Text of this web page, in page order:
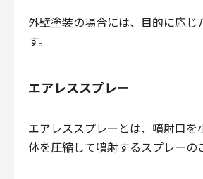
外壁塗装の場合には、目的に応じ
す。
エアレススプレー
エアレススプレーとは、噴射口を
体を圧縮して噴射するスプレーの